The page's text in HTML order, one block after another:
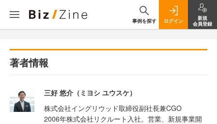
事例を探す ログイン
新規
会員登録
著者情報
三好 悠介（ミヨシ ユウスケ）
株式会社イングリウッド取締役副社長兼CGO
2006年株式会社リクルート入社。営業、新規事業開